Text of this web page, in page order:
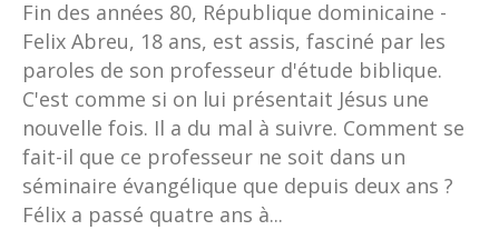
Fin des années 80, République dominicaine -
Felix Abreu, 18 ans, est assis, fasciné par les
paroles de son professeur d'étude biblique.
C'est comme si on lui présentait Jésus une
nouvelle fois. Il a du mal à suivre. Comment se
fait-il que ce professeur ne soit dans un
séminaire évangélique que depuis deux ans ?
Félix a passé quatre ans à...